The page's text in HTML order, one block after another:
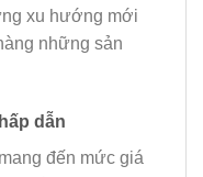
xu hướng mới
những sản
dẫn
đến mức giá